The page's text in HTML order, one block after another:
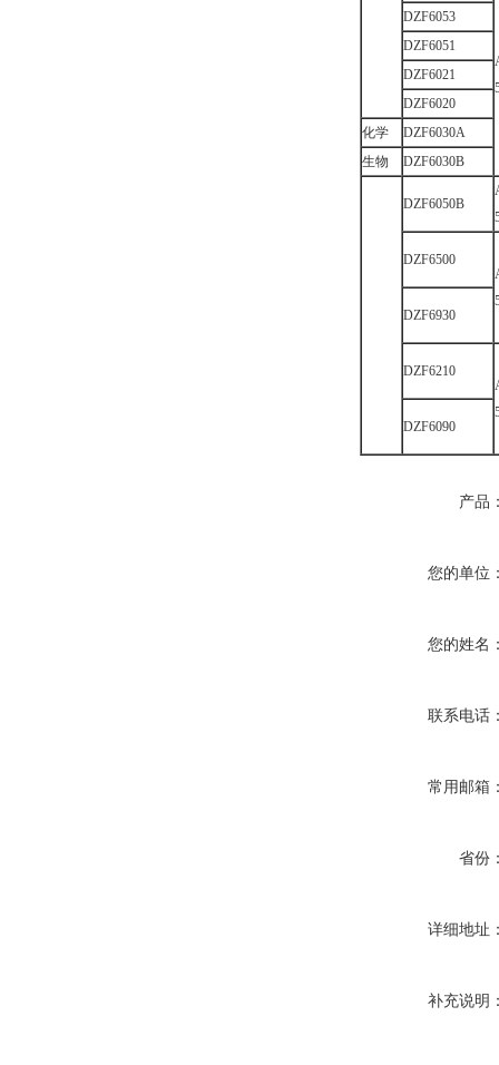
DZF6053
DZF6051
DZF6021
DZF6020
化学
DZF6030A
生物
DZF6030B
DZF6050B
DZF6500
DZF6930
DZF6210
DZF6090
产品
您的单位
您的姓名
联系电话
常用邮箱
省份
详细地址
补充说明